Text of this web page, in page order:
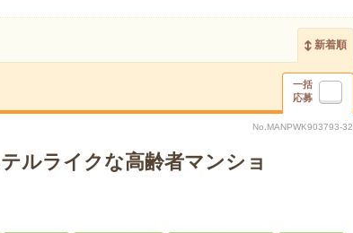
新着順
一括
応募
No.MANPWK903793-32
ルライクな高齢者マンショ